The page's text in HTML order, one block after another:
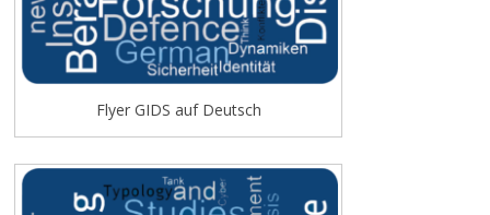
Flyer GIDS auf Deutsch